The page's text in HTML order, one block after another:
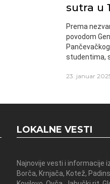
sutra u
Prema
povodom
studentima,
23. januar
LOKALNE VESTI
Najnovije vesti i informacije
Borča, Krnjača, Kotež,